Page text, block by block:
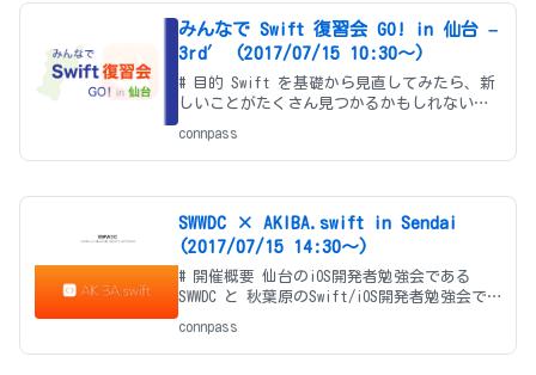
みんなで Swift 復習会 GO! in 仙台 –
3rd′ (2017/07/15 10:30〜)
# 目的 Swift を基礎から見直してみたら、新
しいことがたくさん見つかるかもしれない。
一緒に勉強できたら楽しそう。そう思い立っ
て 東京の渋谷 で始めた勉強会。 今回は
connpass
SWWDC × AKIBA.swift in Sendai
(2017/07/15 14:30〜)
# 開催概要 仙台のiOS開発者勉強会である
SWWDC と 秋葉原のSwift/iOS開発者勉強会で
Swiftに限定するわけではありません！基本
iOSを軸に、Swift/Objec
connpass